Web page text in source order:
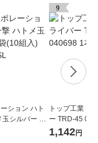
ション ハト
玉シルバー 1
SSL
9
トップ工業 コ
ー TRD-45
1,142円